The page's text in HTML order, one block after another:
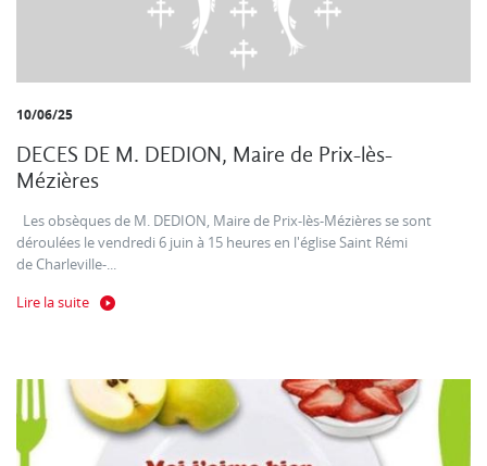
10/06/25
DECES DE M. DEDION, Maire de Prix-lès-
Mézières
Les obsèques de M. DEDION, Maire de Prix-lès-Mézières se sont
déroulées le vendredi 6 juin à 15 heures en l'église Saint Rémi
de Charleville-...
Lire la suite